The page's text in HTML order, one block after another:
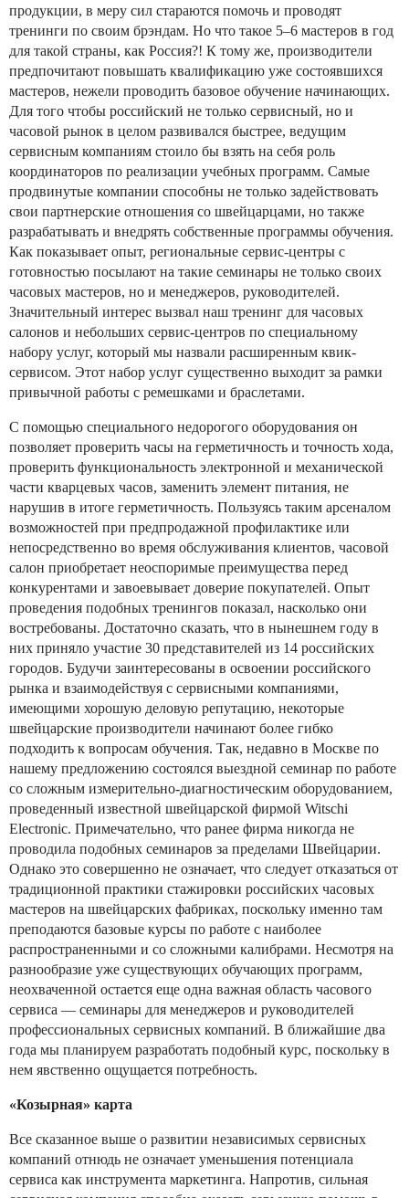
продукции, в меру сил стараются помочь и проводят
тренинги по своим брэндам. Но что такое 5–6 мастеров в год
для такой страны, как Россия?! К тому же, производители
предпочитают повышать квалификацию уже состоявшихся
мастеров, нежели проводить базовое обучение начинающих.
Для того чтобы российский не только сервисный, но и
часовой рынок в целом развивался быстрее, ведущим
сервисным компаниям стоило бы взять на себя роль
координаторов по реализации учебных программ. Самые
продвинутые компании способны не только задействовать
свои партнерские отношения со швейцарцами, но также
разрабатывать и внедрять собственные программы обучения.
Как показывает опыт, региональные сервис-центры с
готовностью посылают на такие семинары не только своих
часовых мастеров, но и менеджеров, руководителей.
Значительный интерес вызвал наш тренинг для часовых
салонов и небольших сервис-центров по специальному
набору услуг, который мы назвали расширенным квик-
сервисом. Этот набор услуг существенно выходит за рамки
привычной работы с ремешками и браслетами.
С помощью специального недорогого оборудования он
позволяет проверить часы на герметичность и точность хода,
проверить функциональность электронной и механической
части кварцевых часов, заменить элемент питания, не
нарушив в итоге герметичность. Пользуясь таким арсеналом
возможностей при предпродажной профилактике или
непосредственно во время обслуживания клиентов, часовой
салон приобретает неоспоримые преимущества перед
конкурентами и завоевывает доверие покупателей. Опыт
проведения подобных тренингов показал, насколько они
востребованы. Достаточно сказать, что в нынешнем году в
них приняло участие 30 представителей из 14 российских
городов. Будучи заинтересованы в освоении российского
рынка и взаимодействуя с сервисными компаниями,
имеющими хорошую деловую репутацию, некоторые
швейцарские производители начинают более гибко
подходить к вопросам обучения. Так, недавно в Москве по
нашему предложению состоялся выездной семинар по работе
со сложным измерительно-диагностическим оборудованием,
проведенный известной швейцарской фирмой Witschi
Electronic. Примечательно, что ранее фирма никогда не
проводила подобных семинаров за пределами Швейцарии.
Однако это совершенно не означает, что следует отказаться от
традиционной практики стажировки российских часовых
мастеров на швейцарских фабриках, поскольку именно там
преподаются базовые курсы по работе с наиболее
распространенными и со сложными калибрами. Несмотря на
разнообразие уже существующих обучающих программ,
неохваченной остается еще одна важная область часового
сервиса — семинары для менеджеров и руководителей
профессиональных сервисных компаний. В ближайшие два
года мы планируем разработать подобный курс, поскольку в
нем явственно ощущается потребность.
«Козырная» карта
Все сказанное выше о развитии независимых сервисных
компаний отнюдь не означает уменьшения потенциала
сервиса как инструмента маркетинга. Напротив, сильная